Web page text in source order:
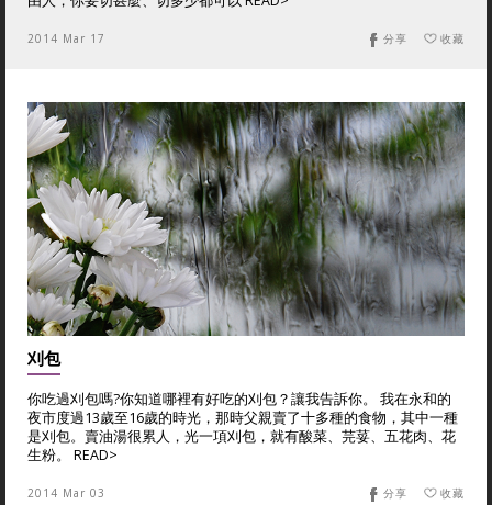
2014 Mar 17 收藏
分享
刈包
你吃過刈包嗎?你知道哪裡有好吃的刈包？讓我告訴你。 我在永和的
夜市度過13歲至16歲的時光，那時父親賣了十多種的食物，其中一種
是刈包。賣油湯很累人，光一項刈包，就有酸菜、芫荽、五花肉、花
生粉。 READ>
2014 Mar 03 收藏
分享